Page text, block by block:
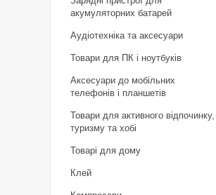
акумуляторних батарей
Аудіотехніка та аксесуари
Товари для ПК і ноутбуків
Аксесуари до мобільних
телефонів і планшетів
Товари для активного відпочинку,
туризму та хобі
Товарі для дому
Клей